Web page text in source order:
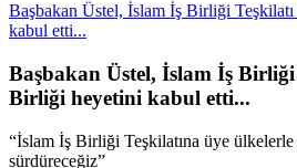
Başbakan Üstel, İslam İş Birliği
kabul etti...
Başbakan Üstel, İslam İş
Birliği heyetini kabul etti...
“İslam İş Birliği Teşkilatına üye ülkelerle
sürdüreceğiz”